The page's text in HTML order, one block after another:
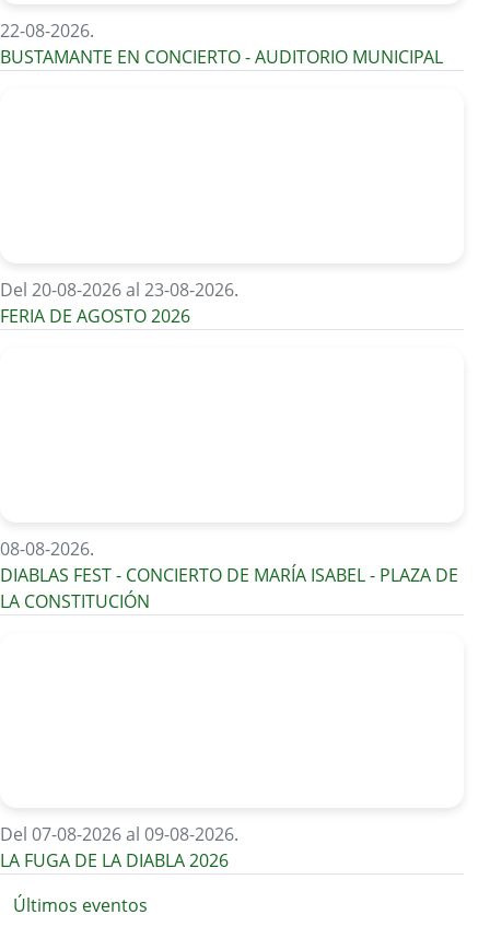
22-08-2026.
BUSTAMANTE EN CONCIERTO - AUDITORIO MUNICIPAL
Del 20-08-2026 al 23-08-2026.
FERIA DE AGOSTO 2026
08-08-2026.
DIABLAS FEST - CONCIERTO DE MARÍA ISABEL - PLAZA DE
LA CONSTITUCIÓN
Del 07-08-2026 al 09-08-2026.
LA FUGA DE LA DIABLA 2026
Últimos eventos